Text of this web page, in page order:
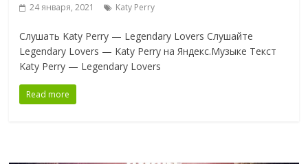
24 января, 2021 Katy Perry
Слушать Katy Perry — Legendary Lovers Слушайте
Legendary Lovers — Katy Perry на Яндекс.Музыке Текст
Katy Perry — Legendary Lovers
Read more